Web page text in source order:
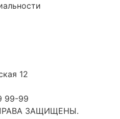
12
99-99
ПРАВА ЗАЩИЩЕНЫ.